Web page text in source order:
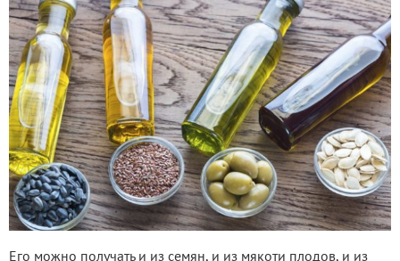
Его можно получать и из семян, и из мякоти плодов, и из